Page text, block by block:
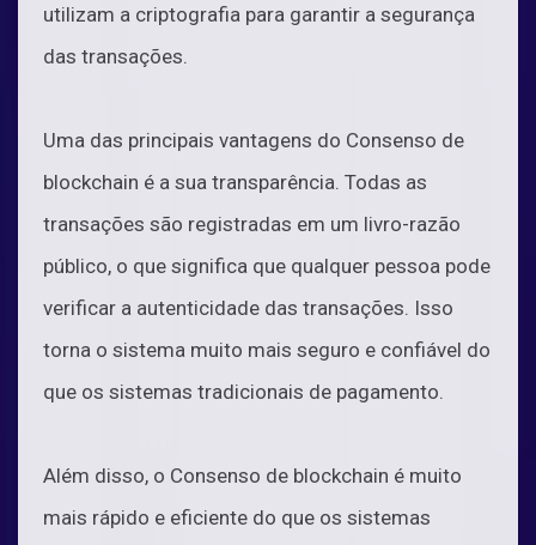
utilizam a criptografia para garantir a segurança
das transações.
Uma das principais vantagens do Consenso de
blockchain é a sua transparência. Todas as
transações são registradas em um livro-razão
público, o que significa que qualquer pessoa pode
verificar a autenticidade das transações. Isso
torna o sistema muito mais seguro e confiável do
que os sistemas tradicionais de pagamento.
Além disso, o Consenso de blockchain é muito
mais rápido e eficiente do que os sistemas